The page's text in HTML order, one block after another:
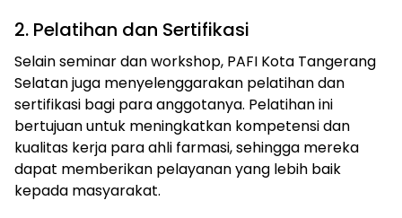
2. Pelatihan dan Sertifikasi
Selain seminar dan workshop, PAFI Kota Tangerang
Selatan juga menyelenggarakan pelatihan dan
sertifikasi bagi para anggotanya. Pelatihan ini
bertujuan untuk meningkatkan kompetensi dan
kualitas kerja para ahli farmasi, sehingga mereka
dapat memberikan pelayanan yang lebih baik
kepada masyarakat.